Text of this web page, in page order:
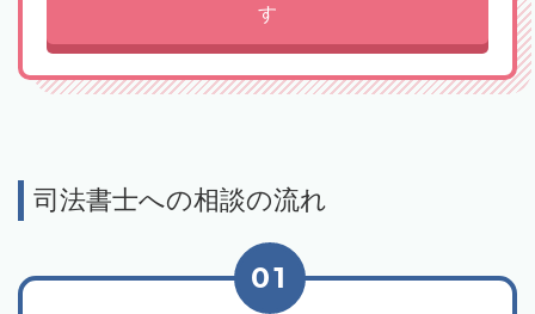
す
司法書士への相談の流れ
01